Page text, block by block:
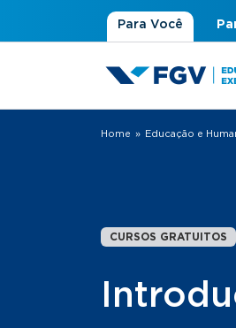
Para Você
Você
Home » Educação e
CURSOS GRATUITOS